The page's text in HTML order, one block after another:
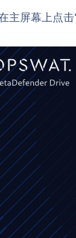
主屏幕上点击